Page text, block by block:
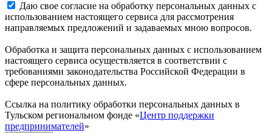
Даю свое согласие на обработку персональных данных с
использованием настоящего сервиса для рассмотрения
направляемых предложений и задаваемых мною вопросов.
Обработка и защита персональных данных с использованием
настоящего сервиса осуществляется в соответствии с
требованиями законодательства Российской Федерации в
сфере персональных данных.
Ссылка на политику обработки персональных данных в
Тульском региональном фонде «Центр поддержки
предпринимателей»